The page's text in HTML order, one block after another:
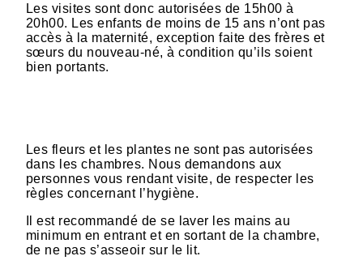
Les visites sont donc autorisées de 15h00 à
20h00. Les enfants de moins de 15 ans n’ont pas
accès à la maternité, exception faite des frères et
sœurs du nouveau-né, à condition qu’ils soient
bien portants.
Les fleurs et les plantes ne sont pas autorisées
dans les chambres. Nous demandons aux
personnes vous rendant visite, de respecter les
règles concernant l’hygiène.
Il est recommandé de se laver les mains au
minimum en entrant et en sortant de la chambre,
de ne pas s’asseoir sur le lit.